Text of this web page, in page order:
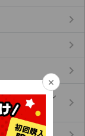
keyboard_arrow_right
keyboard_arrow_right
keyboard_arrow_right
ルマスターシ
keyboard_arrow_right
×